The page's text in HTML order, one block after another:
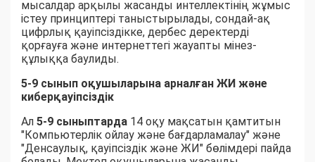
мысалдар арқылы жасанды интеллектінің жұмыс
істеу принциптері таныстырылады, сондай-ақ
цифрлық қауіпсіздікке, дербес деректерді
қорғауға және интернеттегі жауапты мінез-
құлыққа баулиды.
5-9 сынып оқушыларына арналған ЖИ және
киберқауіпсіздік
Ал 5-9 сыныптарда 14 оқу мақсатын қамтитын
"Компьютерлік ойлау және бағдарламалау" және
"Денсаулық, қауіпсіздік және ЖИ" бөлімдері пайда